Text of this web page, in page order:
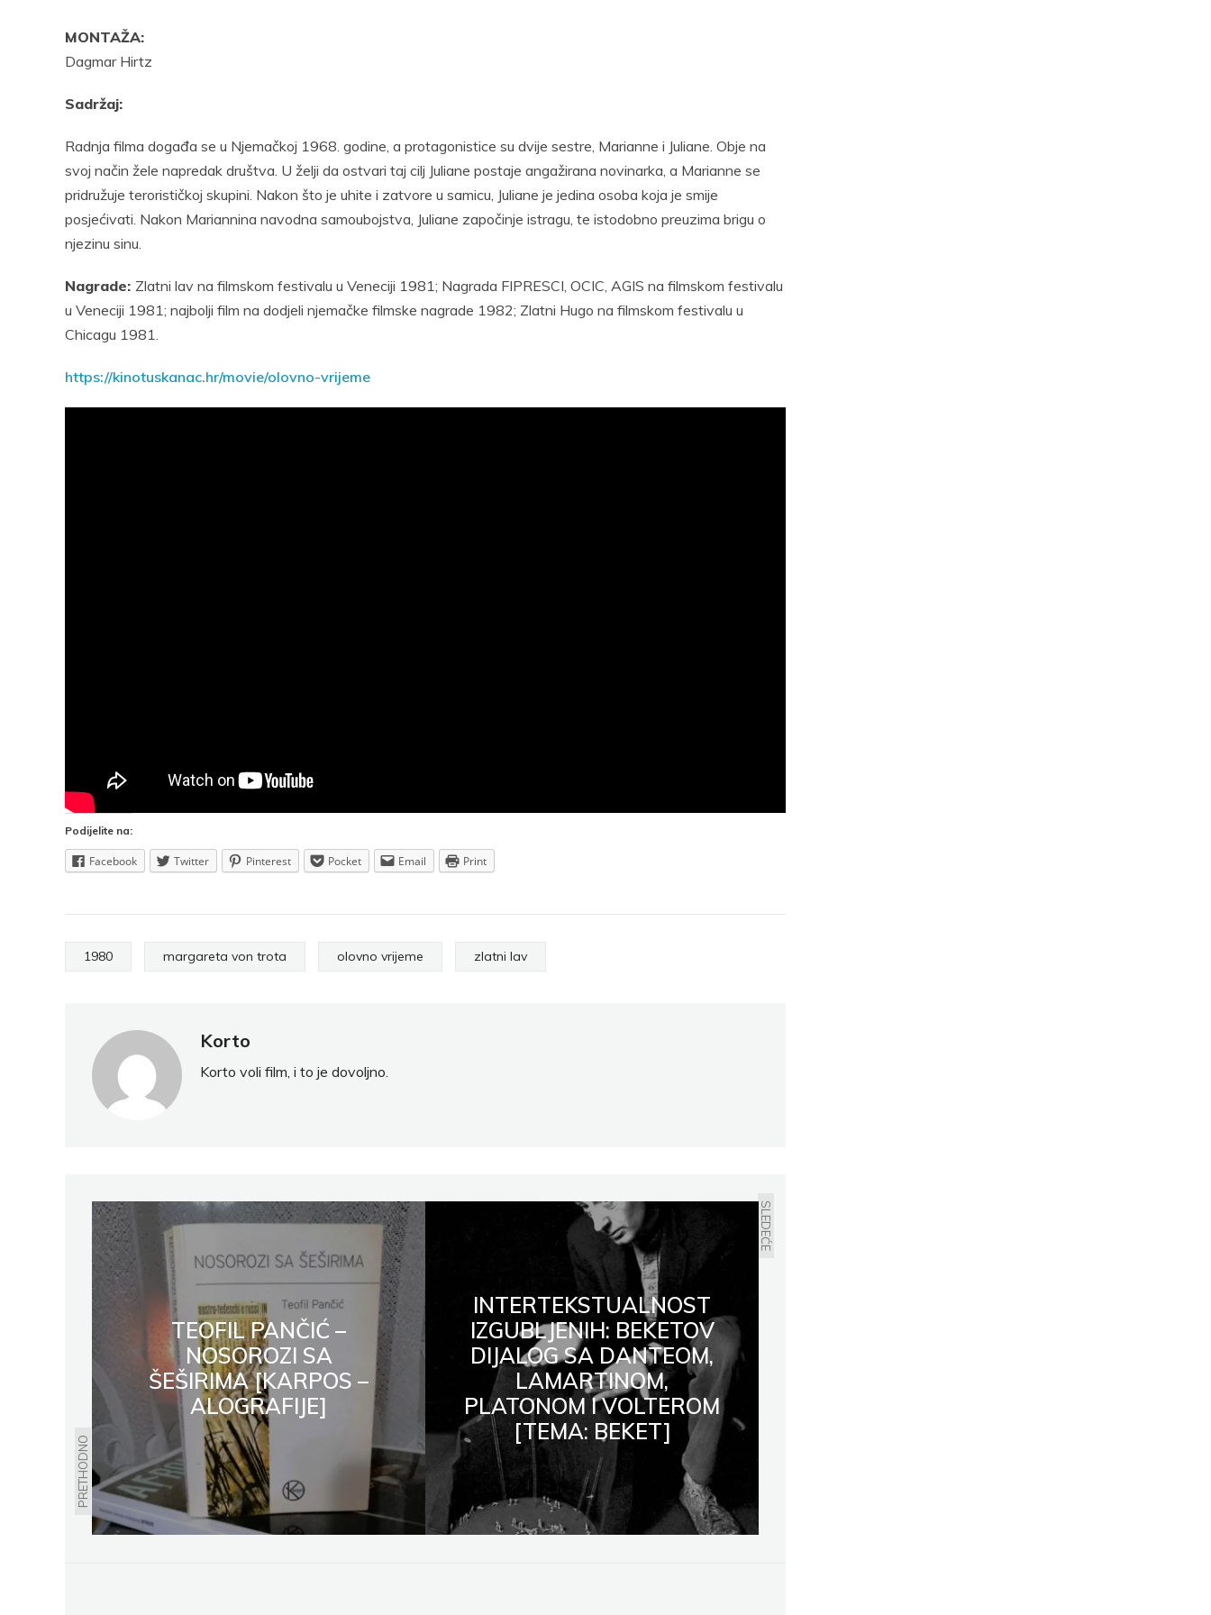
MONTAŽA:
Dagmar Hirtz
Sadržaj:
Radnja filma događa se u Njemačkoj 1968. godine, a protagonistice su dvije sestre, Marianne i Juliane. Obje na
svoj način žele napredak društva. U želji da ostvari taj cilj Juliane postaje angažirana novinarka, a Marianne se
pridružuje terorističkoj skupini. Nakon što je uhite i zatvore u samicu, Juliane je jedina osoba koja je smije
posjećivati. Nakon Mariannina navodna samoubojstva, Juliane započinje istragu, te istodobno preuzima brigu o
njezinu sinu.
Nagrade: Zlatni lav na filmskom festivalu u Veneciji 1981; Nagrada FIPRESCI, OCIC, AGIS na filmskom festivalu
u Veneciji 1981; najbolji film na dodjeli njemačke filmske nagrade 1982; Zlatni Hugo na filmskom festivalu u
Chicagu 1981.
https://kinotuskanac.hr/movie/olovno-vrijeme
Podijelite na:
Facebook Twitter Pinterest Pocket Email Print
1980 margareta von trota olovno vrijeme zlatni lav
Korto
Korto voli film, i to je dovoljno.
PRETHODNO
TEOFIL PANČIĆ –
NOSOROZI SA
ŠEŠIRIMA [KARPOS –
ALOGRAFIJE]
SLEDEĆE
INTERTEKSTUALNOST
IZGUBLJENIH: BEKETOV
DIJALOG SA DANTEOM,
LAMARTINOM,
PLATONOM I VOLTEROM
[TEMA: BEKET]